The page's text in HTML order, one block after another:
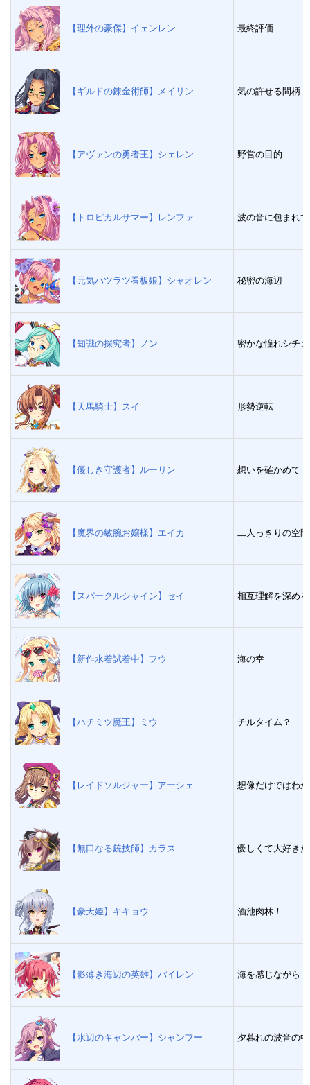
【理外の豪傑】イェンレン 最終評価
【ギルドの錬金術師】メイリン 気の許せる間柄
【アヴァンの勇者王】シェレン 野営の目的
【トロピカルサマー】レンファ 波の音に包まれて
【元気ハツラツ看板娘】シャオレン 秘密の海辺
【知識の探究者】ノン 密かな憧れシチ
【天馬騎士】スイ 形勢逆転
【優しき守護者】ルーリン 想いを確かめて
【魔界の敏腕お嬢様】エイカ 二人っきりの空間
【スパークルシャイン】セイ 相互理解を深め
【新作水着試着中】フウ 海の幸
【ハチミツ魔王】ミウ チルタイム？
【レイドソルジャー】アーシェ 想像だけではわ
【無口なる銃技師】カラス 優しくて大好き
【豪天姫】キキョウ 酒池肉林！
【影薄き海辺の英雄】パイレン 海を感じながら
【水辺のキャンパー】シャンフー 夕暮れの波音の